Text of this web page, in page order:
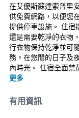
在艾優斯蘇達索普里
供免費網路，以便您
提供停車設施。 住宿
還是需要乾淨的衣物
行衣物保持乾淨並可
務。在悠閒的日子及
內時光。 住宿全面禁
更多
有用資訊